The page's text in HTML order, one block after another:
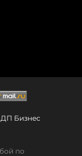
Бизнес
по